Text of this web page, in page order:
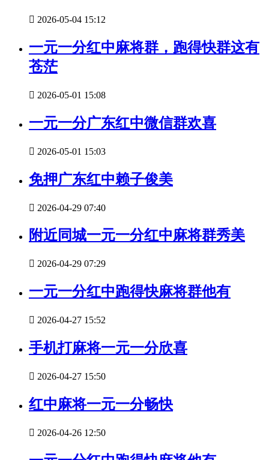
 2026-05-04 15:12
一元一分红中麻将群，跑得快群这有
苍茫
 2026-05-01 15:08
一元一分广东红中微信群欢喜
 2026-05-01 15:03
免押广东红中赖子俊美
 2026-04-29 07:40
附近同城一元一分红中麻将群秀美
 2026-04-29 07:29
一元一分红中跑得快麻将群他有
 2026-04-27 15:52
手机打麻将一元一分欣喜
 2026-04-27 15:50
红中麻将一元一分畅快
 2026-04-26 12:50